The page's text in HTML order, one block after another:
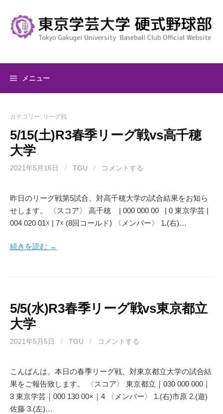
キ
メニュー
カテゴリー: リーグ戦
5/15(土)R3春季リーグ戦vs高千穂
大学
2021年5月16日 / TGU / コメントする
昨日のリーグ戦第5試合、対高千穂大学の試合結果をお知ら
せします。 〈スコア〉 高千穂 | 000 000 00 | 0 東京学芸 |
004 020 01☓ | 7☓ (8回コールド) 〈メンバー〉 1.(右)…
続きを読む →
5/5(水)R3春季リーグ戦vs東京都立
大学
2021年5月5日 / TGU / コメントする
こんばんは。本日の春季リーグ戦、対東京都立大学の試合結
果をご報告致します。 〈スコア〉 東京都立｜030 000 000｜
3 東京学芸｜000 130 00×｜4 〈メンバー〉 1.(右)市原 2.(遊)
佐藤 3.(左)…